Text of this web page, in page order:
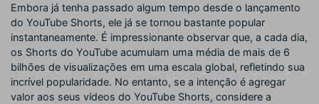
Embora já tenha passado algum tempo desde o lançamento
do YouTube Shorts, ele já se tornou bastante popular
instantaneamente. É impressionante observar que, a cada dia,
os Shorts do YouTube acumulam uma média de mais de 6
bilhões de visualizações em uma escala global, refletindo sua
incrível popularidade. No entanto, se a intenção é agregar
valor aos seus vídeos do YouTube Shorts, considere a